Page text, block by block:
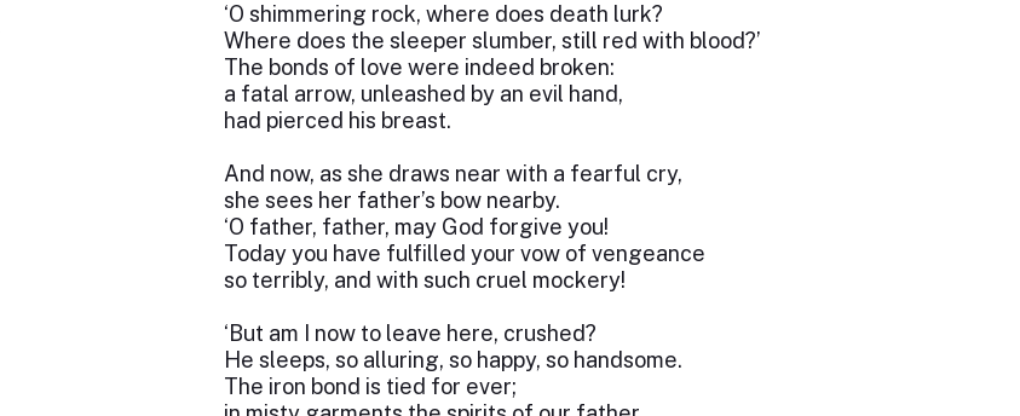
‘O shimmering rock, where does death lurk?
Where does the sleeper slumber, still red with blood?’
The bonds of love were indeed broken:
a fatal arrow, unleashed by an evil hand,
had pierced his breast.
And now, as she draws near with a fearful cry,
she sees her father’s bow nearby.
‘O father, father, may God forgive you!
Today you have fulfilled your vow of vengeance
so terribly, and with such cruel mockery!
‘But am I now to leave here, crushed?
He sleeps, so alluring, so happy, so handsome.
The iron bond is tied for ever;